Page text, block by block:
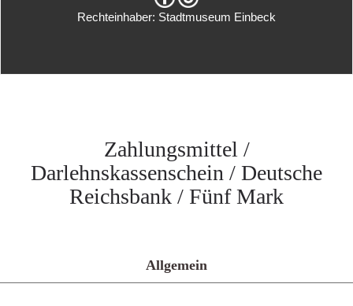
Rechteinhaber: Stadtmuseum Einbeck
Zahlungsmittel /
Darlehnskassenschein / Deutsche
Reichsbank / Fünf Mark
Allgemein